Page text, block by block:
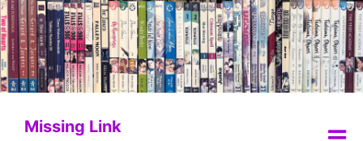
Siirry
sisältöön
Missing Link